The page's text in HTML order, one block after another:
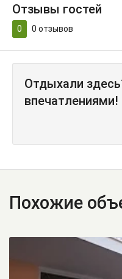
Отзывы гостей
0 0 отзывов
Отдыхали
впечатлениями!
Похожие